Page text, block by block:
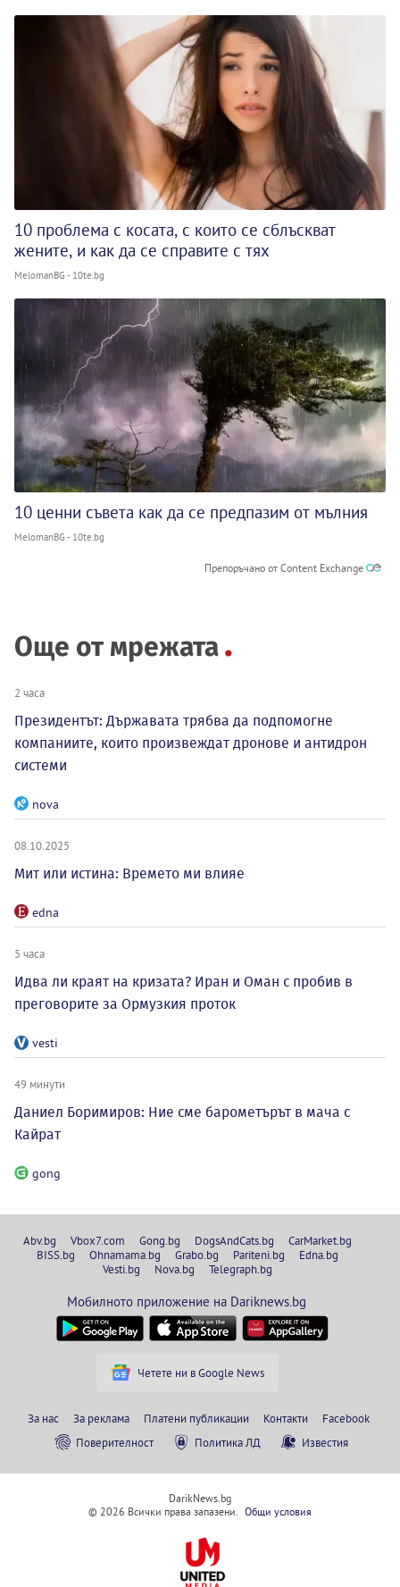
10 проблема с косата, с които се сблъскват
жените, и как да се справите с тях
MelomanBG - 10te.bg
10 ценни съвета как да се предпазим от мълния
MelomanBG - 10te.bg
Препоръчано от Content Exchange
Още от мрежата
2 часа
Президентът: Държавата трябва да подпомогне
компаниите, които произвеждат дронове и антидрон
системи
nova
08.10.2025
Мит или истина: Времето ми влияе
edna
5 часа
Идва ли краят на кризата? Иран и Оман с пробив в
преговорите за Ормузкия проток
vesti
49 минути
Даниел Боримиров: Ние сме барометърът в мача с
Кайрат
gong
Abv.bg Vbox7.com Gong.bg DogsAndCats.bg
CarMarket.bg
BISS.bg
Ohnamama.bg Grabo.bg Pariteni.bg
Edna.bg
Vesti.bg
Nova.bg Telegraph.bg
Мобилното приложение на Dariknews.bg
Четете ни в Google News
За нас За реклама Платени публикации Контакти
Facebook
Поверителност
Политика ЛД Известия
DarikNews.bg
© 2026 Всички права запазени.
Общи условия